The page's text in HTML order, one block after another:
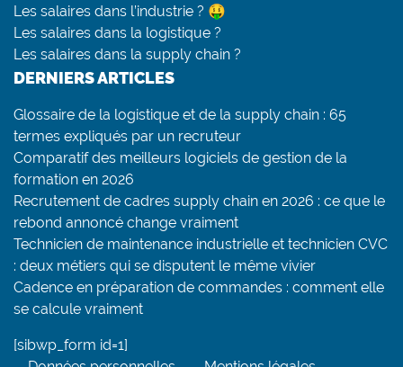
Les salaires dans l’industrie ? 🤑
Les salaires dans la logistique ?
Les salaires dans la supply chain ?
DERNIERS ARTICLES
Glossaire de la logistique et de la supply chain : 65
termes expliqués par un recruteur
Comparatif des meilleurs logiciels de gestion de la
formation en 2026
Recrutement de cadres supply chain en 2026 : ce que le
rebond annoncé change vraiment
Technicien de maintenance industrielle et technicien CVC
: deux métiers qui se disputent le même vivier
Cadence en préparation de commandes : comment elle
se calcule vraiment
[sibwp_form id=1]